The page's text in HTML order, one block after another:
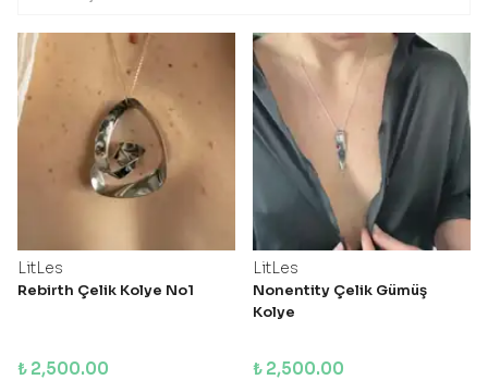
LitLes
Rebirth Çelik Kolye No1
₺ 2,500.00
LitLes
Nonentity Çelik Gümüş
Kolye
₺ 2,500.00